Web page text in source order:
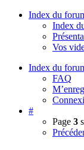
Index du
Index
Vos
Index du
FAQ
#
Page 3